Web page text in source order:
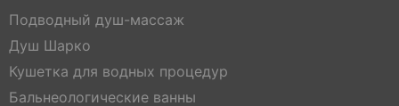
Подводный душ-массаж
Душ Шарко
Кушетка для водных процедур
Бальнеологические ванны